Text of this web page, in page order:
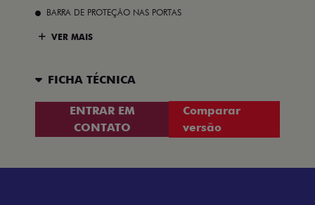
BARRA DE PROTEÇÃO NAS PORTAS
VER MAIS
FICHA TÉCNICA
ENTRAR EM
CONTATO
Comparar
versão